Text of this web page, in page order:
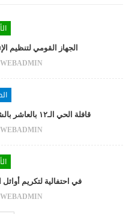
الجهاز القومي لتنظيم
WEBADMIN
قافلة الحي الـ١٢ بالعاشر بالشرقية تقدم الخدمة لأكثر من…
WEBADMIN
في احتفالية لتكريم أوائل
WEBADMIN